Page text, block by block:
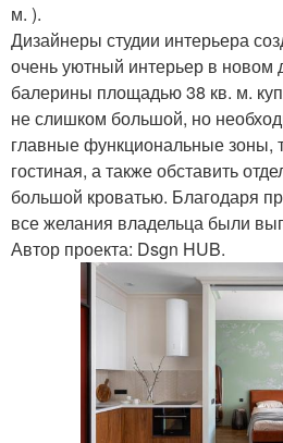
м. ).
Дизайнеры студии интерьера
очень уютный интерьер в новом
балерины площадью 38 кв. м.
не слишком большой, но
главные функциональные зоны,
гостиная, а также обставить
большой кроватью. Благодаря
все желания владельца были
Автор проекта: Dsgn HUB.